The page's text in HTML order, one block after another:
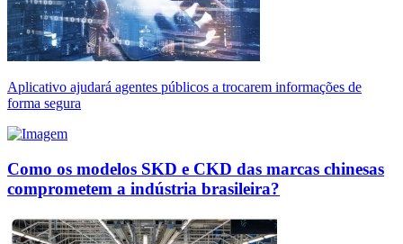
Aplicativo ajudará agentes públicos a trocarem informações de
forma segura
Como os modelos SKD e CKD das marcas chinesas
comprometem a indústria brasileira?